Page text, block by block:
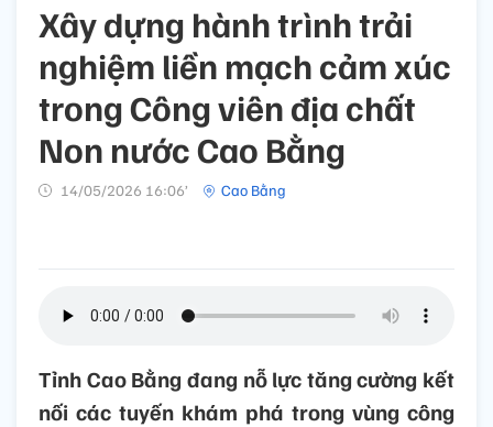
Xây dựng hành trình trải
nghiệm liền mạch cảm xúc
trong Công viên địa chất
Non nước Cao Bằng
14/05/2026 16:06’ Cao Bằng
Tỉnh Cao Bằng đang nỗ lực tăng cường kết
nối các tuyến khám phá trong vùng công